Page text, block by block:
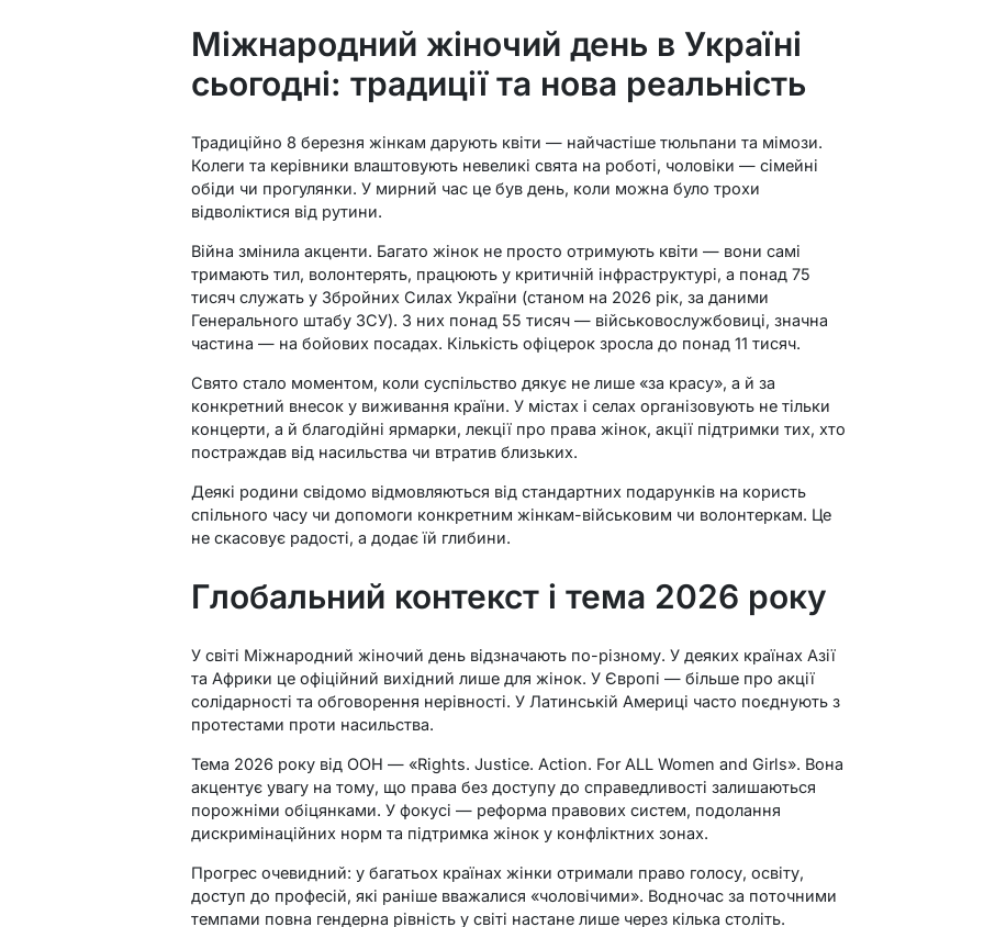
Міжнародний жіночий день в Україні
сьогодні: традиції та нова реальність
Традиційно 8 березня жінкам дарують квіти — найчастіше тюльпани та мімози.
Колеги та керівники влаштовують невеликі свята на роботі, чоловіки — сімейні
обіди чи прогулянки. У мирний час це був день, коли можна було трохи
відволіктися від рутини.
Війна змінила акценти. Багато жінок не просто отримують квіти — вони самі
тримають тил, волонтерять, працюють у критичній інфраструктурі, а понад 75
тисяч служать у Збройних Силах України (станом на 2026 рік, за даними
Генерального штабу ЗСУ). З них понад 55 тисяч — військовослужбовиці, значна
частина — на бойових посадах. Кількість офіцерок зросла до понад 11 тисяч.
Свято стало моментом, коли суспільство дякує не лише «за красу», а й за
конкретний внесок у виживання країни. У містах і селах організовують не тільки
концерти, а й благодійні ярмарки, лекції про права жінок, акції підтримки тих, хто
постраждав від насильства чи втратив близьких.
Деякі родини свідомо відмовляються від стандартних подарунків на користь
спільного часу чи допомоги конкретним жінкам-військовим чи волонтеркам. Це
не скасовує радості, а додає їй глибини.
Глобальний контекст і тема 2026 року
У світі Міжнародний жіночий день відзначають по-різному. У деяких країнах Азії
та Африки це офіційний вихідний лише для жінок. У Європі — більше про акції
солідарності та обговорення нерівності. У Латинській Америці часто поєднують з
протестами проти насильства.
Тема 2026 року від ООН — «Rights. Justice. Action. For ALL Women and Girls». Вона
акцентує увагу на тому, що права без доступу до справедливості залишаються
порожніми обіцянками. У фокусі — реформа правових систем, подолання
дискримінаційних норм та підтримка жінок у конфліктних зонах.
Прогрес очевидний: у багатьох країнах жінки отримали право голосу, освіту,
доступ до професій, які раніше вважалися «чоловічими». Водночас за поточними
темпами повна гендерна рівність у світі настане лише через кілька століть.